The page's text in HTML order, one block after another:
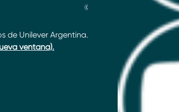
© 2026 Unilever
Unilever Argentina. Defensa de las y los
ventana).